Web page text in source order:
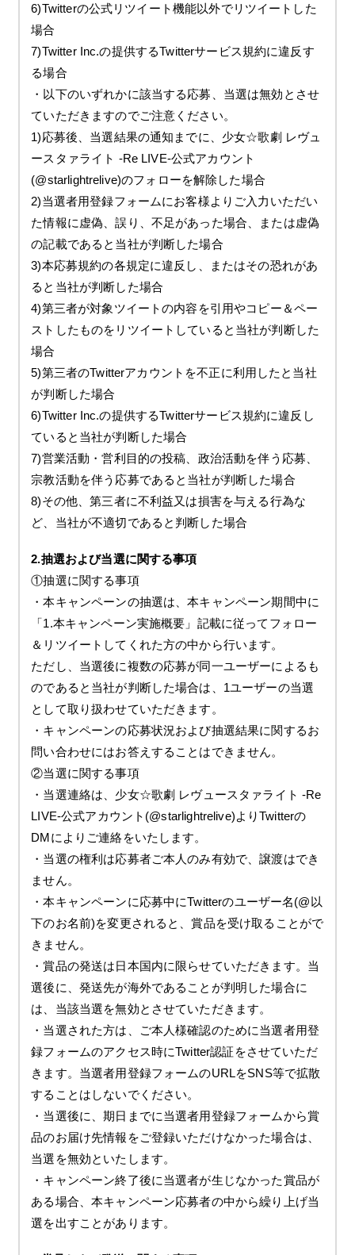
6)Twitterの公式リツイート機能以外でリツイートした
場合
7)Twitter Inc.の提供するTwitterサービス規約に違反す
る場合
・以下のいずれかに該当する応募、当選は無効とさせ
ていただきますのでご注意ください。
1)応募後、当選結果の通知までに、少女☆歌劇 レヴュ
ースタァライト -Re LIVE-公式アカウント
(@starlightrelive)のフォローを解除した場合
2)当選者用登録フォームにお客様よりご入力いただい
た情報に虚偽、誤り、不足があった場合、または虚偽
の記載であると当社が判断した場合
3)本応募規約の各規定に違反し、またはその恐れがあ
ると当社が判断した場合
4)第三者が対象ツイートの内容を引用やコピー＆ペー
ストしたものをリツイートしていると当社が判断した
場合
5)第三者のTwitterアカウントを不正に利用したと当社
が判断した場合
6)Twitter Inc.の提供するTwitterサービス規約に違反し
ていると当社が判断した場合
7)営業活動・営利目的の投稿、政治活動を伴う応募、
宗教活動を伴う応募であると当社が判断した場合
8)その他、第三者に不利益又は損害を与える行為な
ど、当社が不適切であると判断した場合
2.抽選および当選に関する事項
①抽選に関する事項
・本キャンペーンの抽選は、本キャンペーン期間中に
「1.本キャンペーン実施概要」記載に従ってフォロー
＆リツイートしてくれた方の中から行います。
ただし、当選後に複数の応募が同一ユーザーによるも
のであると当社が判断した場合は、1ユーザーの当選
として取り扱わせていただきます。
・キャンペーンの応募状況および抽選結果に関するお
問い合わせにはお答えすることはできません。
②当選に関する事項
・当選連絡は、少女☆歌劇 レヴュースタァライト -Re
LIVE-公式アカウント(@starlightrelive)よりTwitterの
DMによりご連絡をいたします。
・当選の権利は応募者ご本人のみ有効で、譲渡はでき
ません。
・本キャンペーンに応募中にTwitterのユーザー名(@以
下のお名前)を変更されると、賞品を受け取ることがで
きません。
・賞品の発送は日本国内に限らせていただきます。当
選後に、発送先が海外であることが判明した場合に
は、当該当選を無効とさせていただきます。
・当選された方は、ご本人様確認のために当選者用登
録フォームのアクセス時にTwitter認証をさせていただ
きます。当選者用登録フォームのURLをSNS等で拡散
することはしないでください。
・当選後に、期日までに当選者用登録フォームから賞
品のお届け先情報をご登録いただけなかった場合は、
当選を無効といたします。
・キャンペーン終了後に当選者が生じなかった賞品が
ある場合、本キャンペーン応募者の中から繰り上げ当
選を出すことがあります。